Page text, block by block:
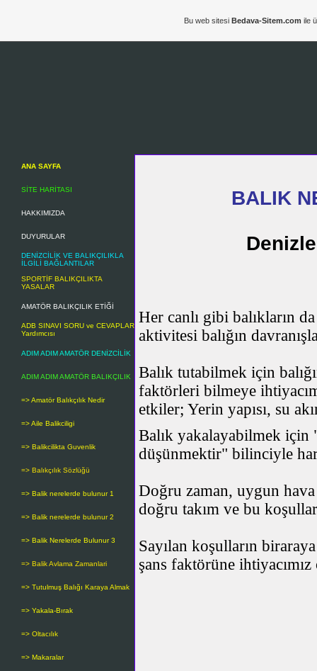
ANA SAYFA
SİTE HARİTASI
HAKKIMIZDA
DUYURULAR
DENİZCİLİK VE BALIKÇILIKLA
İLGİLİ BAĞLANTILAR
SPORTİF BALIKÇILIKTA
YASALAR
AMATÖR BALIKÇILIK ETİĞİ
ADB SINAVI SORU ve CEVAPLAR
Yardımcısı
ADIM ADIM AMATÖR DENİZCİLİK
ADIM ADIM AMATÖR BALIKÇILIK
=> Amatör Balıkçılık Nedir
=> Aile Balikciligi
=> Balikcilikta Guvenlik
=> Balıkçılık Sözlüğü
=> Balik nerelerde bulunur 1
=> Balik nerelerde bulunur 2
=> Balik Nerelerde Bulunur 3
=> Balik Avlama Zamanlari
=> Tutulmuş Balığı Karaya Almak
=> Yakala-Bırak
=> Oltacılık
=> Makaralar
BALIK
Her canlı gibi balıkların
aktivitesi balığın
Balık tutabilmek için
faktörleri bilmeye
etkiler; Yerin yapısı, su
Balık yakalayabilmek için
düşünmektir" bilinciyle
Doğru zaman, uygun
doğru takım ve bu
Sayılan koşulların
şans faktörüne
Bu web sitesi Bedava-Sitem.com ile